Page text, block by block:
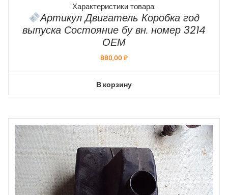
Характеристики товара:
Артикул Двигатель Коробка год
выпуска Состояние бу вн. номер 3214
ОЕМ
880,00₽
В корзину